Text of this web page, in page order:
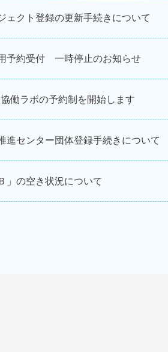
ェクト登録の更新手続きについて
予約受付 一時停止のお知らせ
働ラボの予約制を開始します
進センター団体登録手続きについて
」の空き状況について